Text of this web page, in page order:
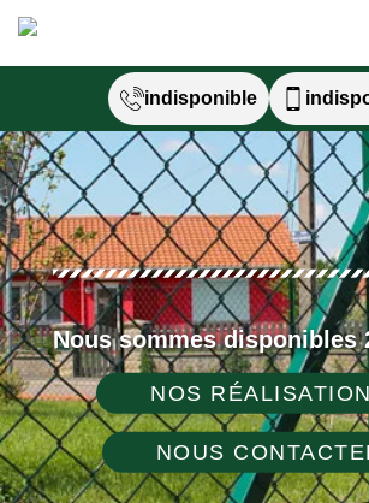
indisponible
Nous sommes disponibles
NOS
NOUS